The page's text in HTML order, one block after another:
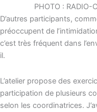
PHOTO : RADIO-
D’autres participants,
préoccupent de
c’est très fréquent dans
il.
L’atelier propose des
participation de plusieurs
selon les coordinatrices.